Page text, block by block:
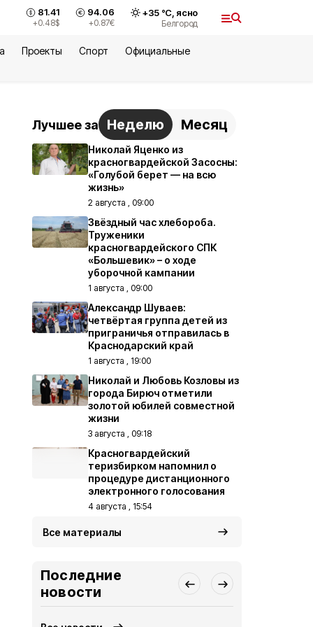
81.41
+0.48$
94.06
+0.87€
+35°С, ясно
Белгород
Проекты Спорт
Официальные
Лучшее за Неделю Месяц
Николай Яценко из
красногвардейской Засосны:
«Голубой берет — на всю
жизнь»
2 августа , 09:00
Звёздный час хлебороба.
Труженики
красногвардейского СПК
«Большевик» – о ходе
уборочной кампании
1 августа , 09:00
Александр Шуваев:
четвёртая группа детей из
приграничья отправилась в
Краснодарский край
1 августа , 19:00
Николай и Любовь Козловы из
города Бирюч отметили
золотой юбилей совместной
жизни
3 августа , 09:18
Красногвардейский
теризбирком напомнил о
процедуре дистанционного
электронного голосования
4 августа , 15:54
Все материалы
Последние
новости